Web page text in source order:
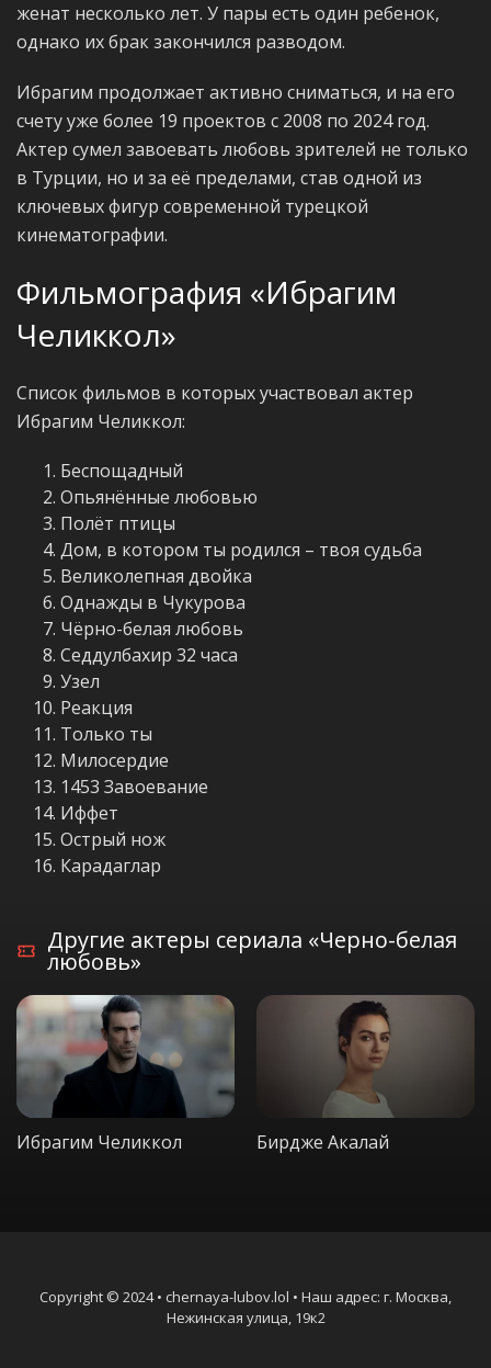
женат несколько лет. У пары есть один ребенок,
однако их брак закончился разводом.
Ибрагим продолжает активно сниматься, и на его
счету уже более 19 проектов с 2008 по 2024 год.
Актер сумел завоевать любовь зрителей не только
в Турции, но и за её пределами, став одной из
ключевых фигур современной турецкой
кинематографии.
Фильмография «Ибрагим
Челиккол»
Список фильмов в которых участвовал актер
Ибрагим Челиккол:
Беспощадный
Опьянённые любовью
Полёт птицы
Дом, в котором ты родился – твоя судьба
Великолепная двойка
Однажды в Чукурова
Чёрно-белая любовь
Седдулбахир 32 часа
Узел
Реакция
Только ты
Милосердие
1453 Завоевание
Иффет
Острый нож
Карадаглар
Другие актеры сериала «Черно-белая
любовь»
Ибрагим Челиккол Бирдже Акалай
Copyright © 2024 • chernaya-lubov.lol • Наш адрес: г. Москва,
Нежинская улица, 19к2